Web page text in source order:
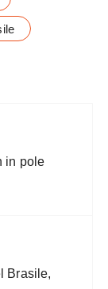
in pole
Brasile,